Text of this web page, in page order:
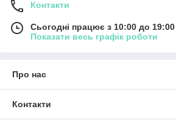
Контакти
Сьогодні працює з 10:00 до 19:00
Показати весь графік роботи
Про нас
Контакти